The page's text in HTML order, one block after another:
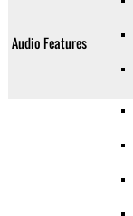
Audio Features